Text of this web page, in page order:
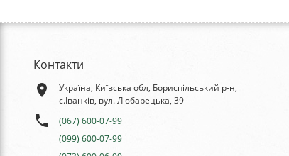
Контакти
place
Україна, Київська обл, Бориспільський р-н,
с.Іванків, вул. Любарецька, 39
phone
(067) 600-07-99
(099) 600-07-99